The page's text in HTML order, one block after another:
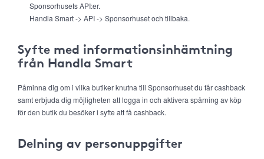
Sponsorhusets API:er.
Handla Smart -> API -> Sponsorhuset och tillbaka.
Syfte med informationsinhämtning
från Handla Smart
Påminna dig om i vilka butiker knutna till Sponsorhuset du får cashback
samt erbjuda dig möjligheten att logga in och aktivera spårning av köp
för den butik du besöker i syfte att få cashback.
Delning av personuppgifter